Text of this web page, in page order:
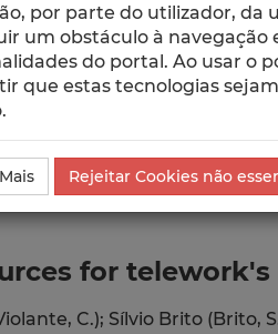
for
C.); Sílvio Brito (Brito,
por parte do utilizador, da
um obstáculo à navegação
do portal. Ao usar o
que estas tecnologias
Rejeitar Cookies não